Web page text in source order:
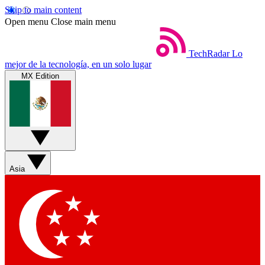
Skip to main content
Open menu Close main menu
TechRadar Lo
mejor de la tecnología, en un solo lugar
MX Edition
Asia